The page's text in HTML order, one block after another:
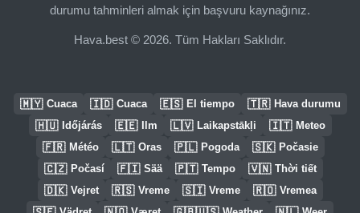
durumu tahminleri almak için başvuru kaynağınız.
Hava.best © 2026. Tüm Hakları Saklıdır.
🇲🇾 Cuaca 🇮🇩 Cuaca 🇪🇸 El tiempo 🇹🇷 Hava durumu
🇭🇺 Időjárás 🇪🇪 Ilm 🇱🇻 Laikapstākļi 🇮🇹 Meteo
🇫🇷 Météo 🇱🇹 Oras 🇵🇱 Pogoda 🇸🇰 Počasie
🇨🇿 Počasí 🇫🇮 Sää 🇵🇹 Tempo 🇻🇳 Thời tiết
🇩🇰 Vejret 🇷🇸 Vreme 🇸🇮 Vreme 🇷🇴 Vremea